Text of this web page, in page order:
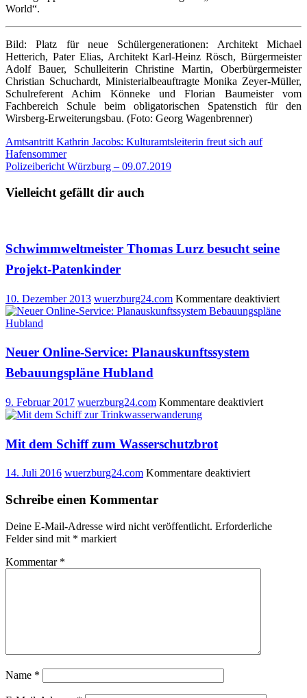
World“.
Bild: Platz für neue Schülergenerationen: Architekt Michael
Hetterich, Pater Elias, Architekt Karl-Heinz Rösch, Bürgermeister
Adolf Bauer, Schulleiterin Christine Martin, Oberbürgermeister
Christian Schuchardt, Ministerialbeauftragte Monika Zeyer-Müller,
Schulreferent Achim Könneke und Florian Baumeister vom
Fachbereich Schule beim obligatorischen Spatenstich für den
Wirsberg-Erweiterungsbau. (Foto: Georg Wagenbrenner)
Beitragsnavigation
Amtsantritt Kathrin Jacobs: Kulturamtsleiterin freut sich auf
Hafensommer
Polizeibericht Würzburg – 09.07.2019
Vielleicht gefällt dir auch
Schwimmweltmeister Thomas Lurz besucht seine
Projekt-Patenkinder
10. Dezember 2013 wuerzburg24.com Kommentare deaktiviertfür
Neuer Online-Service: Planauskunftssystem
Bebauungspläne Hubland
9. Februar 2017 wuerzburg24.com Kommentare deaktiviertfür
Mit dem Schiff zum Wasserschutzbrot
14. Juli 2016 wuerzburg24.com Kommentare deaktiviertfür
zum
Schreibe einen Kommentar
Deine E-Mail-Adresse wird nicht veröffentlicht. Erforderliche
Felder sind mit * markiert
Kommentar *
Name *